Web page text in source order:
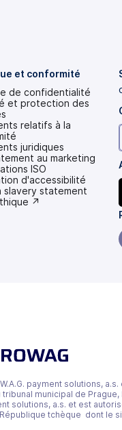
et conformité
de confidentialité
et protection des
relatifs à la
juridiques
au marketing
ISO
d'accessibilité
slavery statement
↗
payment solutions,
municipal de
solutions, a.s. et est
tchèque dont le